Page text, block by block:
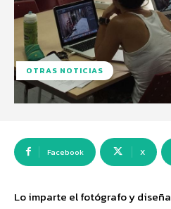
OTRAS NOTICIAS
Facebook X
Lo imparte el fotógrafo y